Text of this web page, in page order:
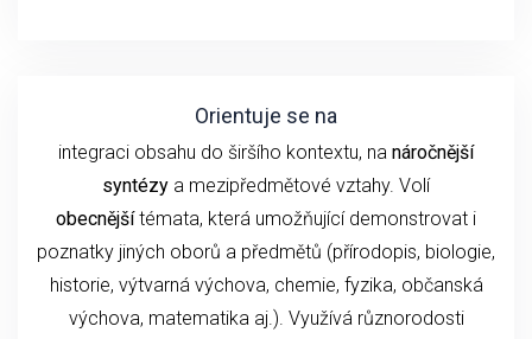
Orientuje se na
integraci obsahu do širšího kontextu, na náročnější
syntézy a mezipředmětové vztahy. Volí
obecnějšítémata, která umožňující demonstrovat i
poznatky jiných oborů a předmětů (přírodopis, biologie,
historie, výtvarná výchova, chemie, fyzika, občanská
výchova, matematika aj.). Využívá různorodosti